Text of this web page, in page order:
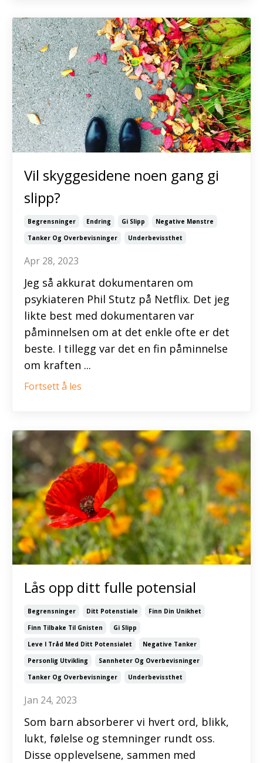
Vil skyggesidene noen gang gi
slipp?
Begrensninger Endring Gi Slipp
Negative Mønstre
Tanker Og Overbevisninger
Underbevissthet
Apr 28, 2023
Jeg så akkurat dokumentaren om
psykiateren Phil Stutz på Netflix. Det jeg
likte best med dokumentaren var
påminnelsen om at det enkle ofte er det
beste. I tillegg var det en fin påminnelse
om kraften ...
Fortsett å les
Lås opp ditt fulle potensial
Begrensninger Ditt Potenstiale
Finn Din Unikhet
Finn Tilbake Til Gnisten
Gi Slipp
Leve I Tråd Med Ditt Potensialet
Negative Tanker
Personlig Utvikling
Sannheter Og Overbevisninger
Tanker Og Overbevisninger
Underbevissthet
Jan 24, 2023
Som barn absorberer vi hvert ord, blikk,
lukt, følelse og stemninger rundt oss.
Disse opplevelsene, sammen med